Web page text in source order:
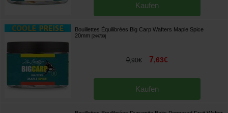
Kaufen
Bouillettes Équilibrées Big Carp Wafters Maple Spice
20mm [244709]
9,90€ 7,63€
Kaufen